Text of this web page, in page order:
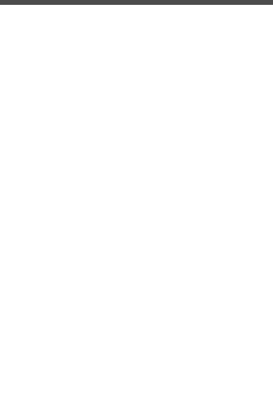
Nepublikovanih nalaza:0